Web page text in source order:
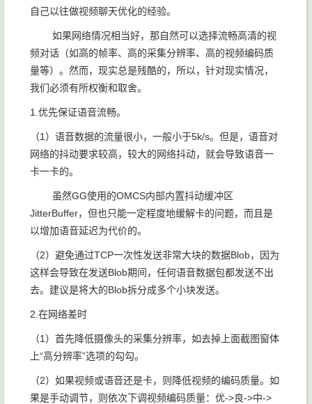
自己以往做视频聊天优化的经验。
如果网络情况相当好，那自然可以选择流畅高清的视
频对话（如高的帧率、高的采集分辨率、高的视频编码质
量等）。然而，现实总是残酷的，所以，针对现实情况，
我们必须有所权衡和取舍。
1.优先保证语音流畅。
（1）语音数据的流量很小，一般小于5k/s。但是，语音对
网络的抖动要求较高，较大的网络抖动，就会导致语音一
卡一卡的。
虽然GG使用的OMCS内部内置抖动缓冲区
JitterBuffer，但也只能一定程度地缓解卡的问题，而且是
以增加语音延迟为代价的。
（2）避免通过TCP一次性发送非常大块的数据Blob，因为
这样会导致在发送Blob期间，任何语音数据包都发送不出
去。建议是将大的Blob拆分成多个小块发送。
2.在网络差时
（1）首先降低摄像头的采集分辨率，如去掉上面截图窗体
上“高分辨率”选项的勾勾。
（2）如果视频或语音还是卡，则降低视频的编码质量。如
果是手动调节，则依次下调视频编码质量：优->良->中->